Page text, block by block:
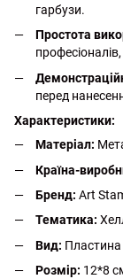
гарбузи.
Простота
перед
Характеристики:
Матеріал:
Країна-
Бренд: Art
Тематика:
Вид: Пластина
Розмір: 12*8